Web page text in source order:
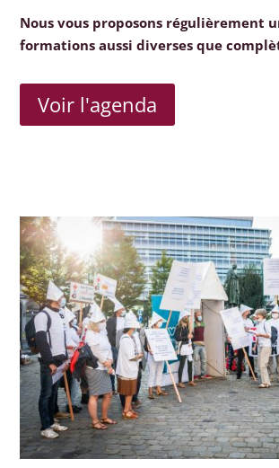
Nous vous proposons régulièrement
formations aussi diverses que
Voir l'agenda